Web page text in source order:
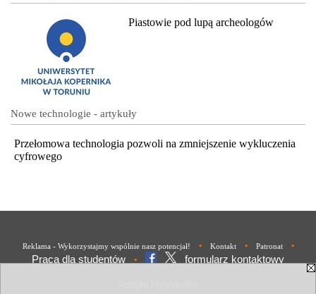
Piastowie pod lupą archeologów
Nowe technologie - artykuły
Przełomowa technologia pozwoli na zmniejszenie wykluczenia
cyfrowego
Reklama - Wykorzystajmy wspólnie nasz potencjał! • Kontakt • Patronat •
Praca dla studentów • formularz kontaktowy